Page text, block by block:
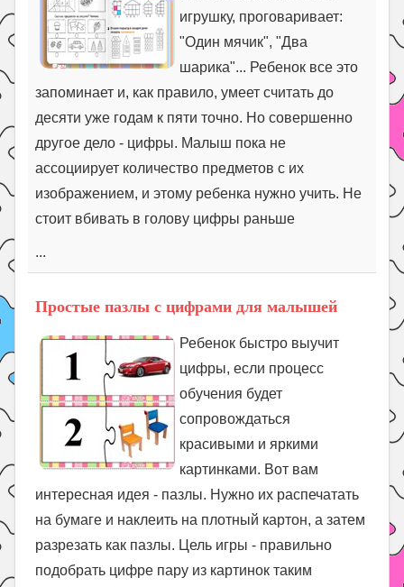
игрушку, проговаривает:
"Один мячик", "Два
шарика"... Ребенок все это
запоминает и, как правило, умеет считать до
десяти уже годам к пяти точно. Но совершенно
другое дело - цифры. Малыш пока не
ассоциирует количество предметов с их
изображением, и этому ребенка нужно учить. Не
стоит вбивать в голову цифры раньше
...
Простые пазлы с цифрами для малышей
Ребенок быстро выучит
цифры, если процесс
обучения будет
сопровождаться
красивыми и яркими
картинками. Вот вам
интересная идея - пазлы. Нужно их распечатать
на бумаге и наклеить на плотный картон, а затем
разрезать как пазлы. Цель игры - правильно
подобрать цифре пару из картинок таким